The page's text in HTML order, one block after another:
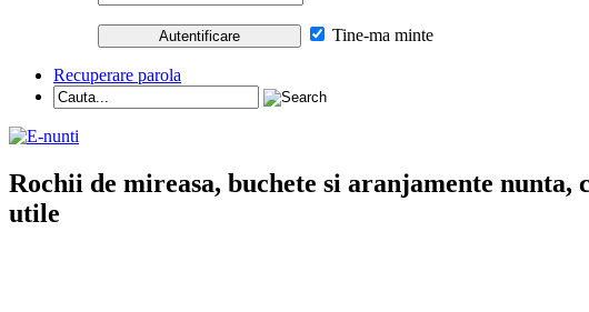
Tine-ma minte
Recuperare parola
Rochii de mireasa, buchete si aranjamente
utile